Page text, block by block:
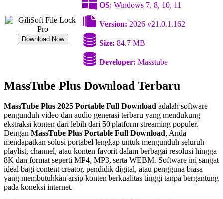
Download Now
OS: Windows 7, 8, 10, 11
Version: 2026 v21.0.1.162
Size: 84.7 MB
Developer: Masstube
MassTube Plus Download Terbaru
MassTube Plus 2025 Portable Full Download adalah software
pengunduh video dan audio generasi terbaru yang mendukung
ekstraksi konten dari lebih dari 50 platform streaming populer.
Dengan MassTube Plus Portable Full Download, Anda
mendapatkan solusi portabel lengkap untuk mengunduh seluruh
playlist, channel, atau konten favorit dalam berbagai resolusi hingga
8K dan format seperti MP4, MP3, serta WEBM. Software ini sangat
ideal bagi content creator, pendidik digital, atau pengguna biasa
yang membutuhkan arsip konten berkualitas tinggi tanpa bergantung
pada koneksi internet.